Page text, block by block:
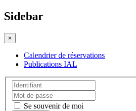
Sidebar
×
Calendrier de réservations
Publications IAL
Se souvenir de moi